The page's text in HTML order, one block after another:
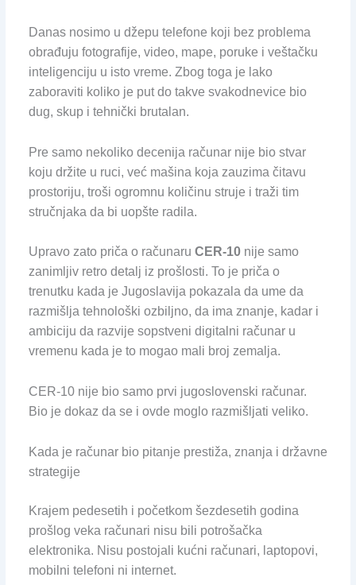
Danas nosimo u džepu telefone koji bez problema
obrađuju fotografije, video, mape, poruke i veštačku
inteligenciju u isto vreme. Zbog toga je lako
zaboraviti koliko je put do takve svakodnevice bio
dug, skup i tehnički brutalan.
Pre samo nekoliko decenija računar nije bio stvar
koju držite u ruci, već mašina koja zauzima čitavu
prostoriju, troši ogromnu količinu struje i traži tim
stručnjaka da bi uopšte radila.
Upravo zato priča o računaru CER-10nije samo
zanimljiv retro detalj iz prošlosti. To je priča o
trenutku kada je Jugoslavija pokazala da ume da
razmišlja tehnološki ozbiljno, da ima znanje, kadar i
ambiciju da razvije sopstveni digitalni računar u
vremenu kada je to mogao mali broj zemalja.
CER-10 nije bio samo prvi jugoslovenski računar.
Bio je dokaz da se i ovde moglo razmišljati veliko.
Kada je računar bio pitanje prestiža, znanja i državne
strategije
Krajem pedesetih i početkom šezdesetih godina
prošlog veka računari nisu bili potrošačka
elektronika. Nisu postojali kućni računari, laptopovi,
mobilni telefoni ni internet.